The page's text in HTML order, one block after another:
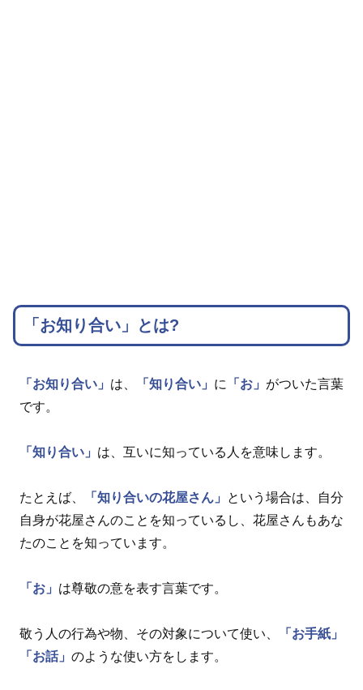
「お知り合い」とは?
「お知り合い」 は、 「知り合い」 に 「お」 がついた言葉
です。
「知り合い」 は、互いに知っている人を意味します。
たとえば、 「知り合いの花屋さん」
という場合は、自分
自身が花屋さんのことを知っているし、花屋さんもあな
たのことを知っています。
「お」 は尊敬の意を表す言葉です。
敬う人の行為や物、その対象について使い、
「お手紙」
「お話」 のような使い方をします。